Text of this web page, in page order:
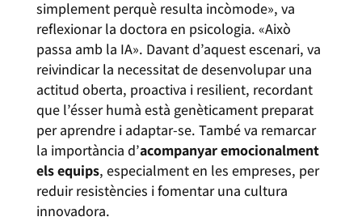
simplement perquè resulta incòmode», va
reflexionar la doctora en psicologia. «Això
passa amb la IA». Davant d’aquest escenari, va
reivindicar la necessitat de desenvolupar una
actitud oberta, proactiva i resilient, recordant
que l’ésser humà està genèticament preparat
per aprendre i adaptar-se. També va remarcar
la importància d’acompanyar emocionalment
els equips, especialment en les empreses, per
reduir resistències i fomentar una cultura
innovadora.